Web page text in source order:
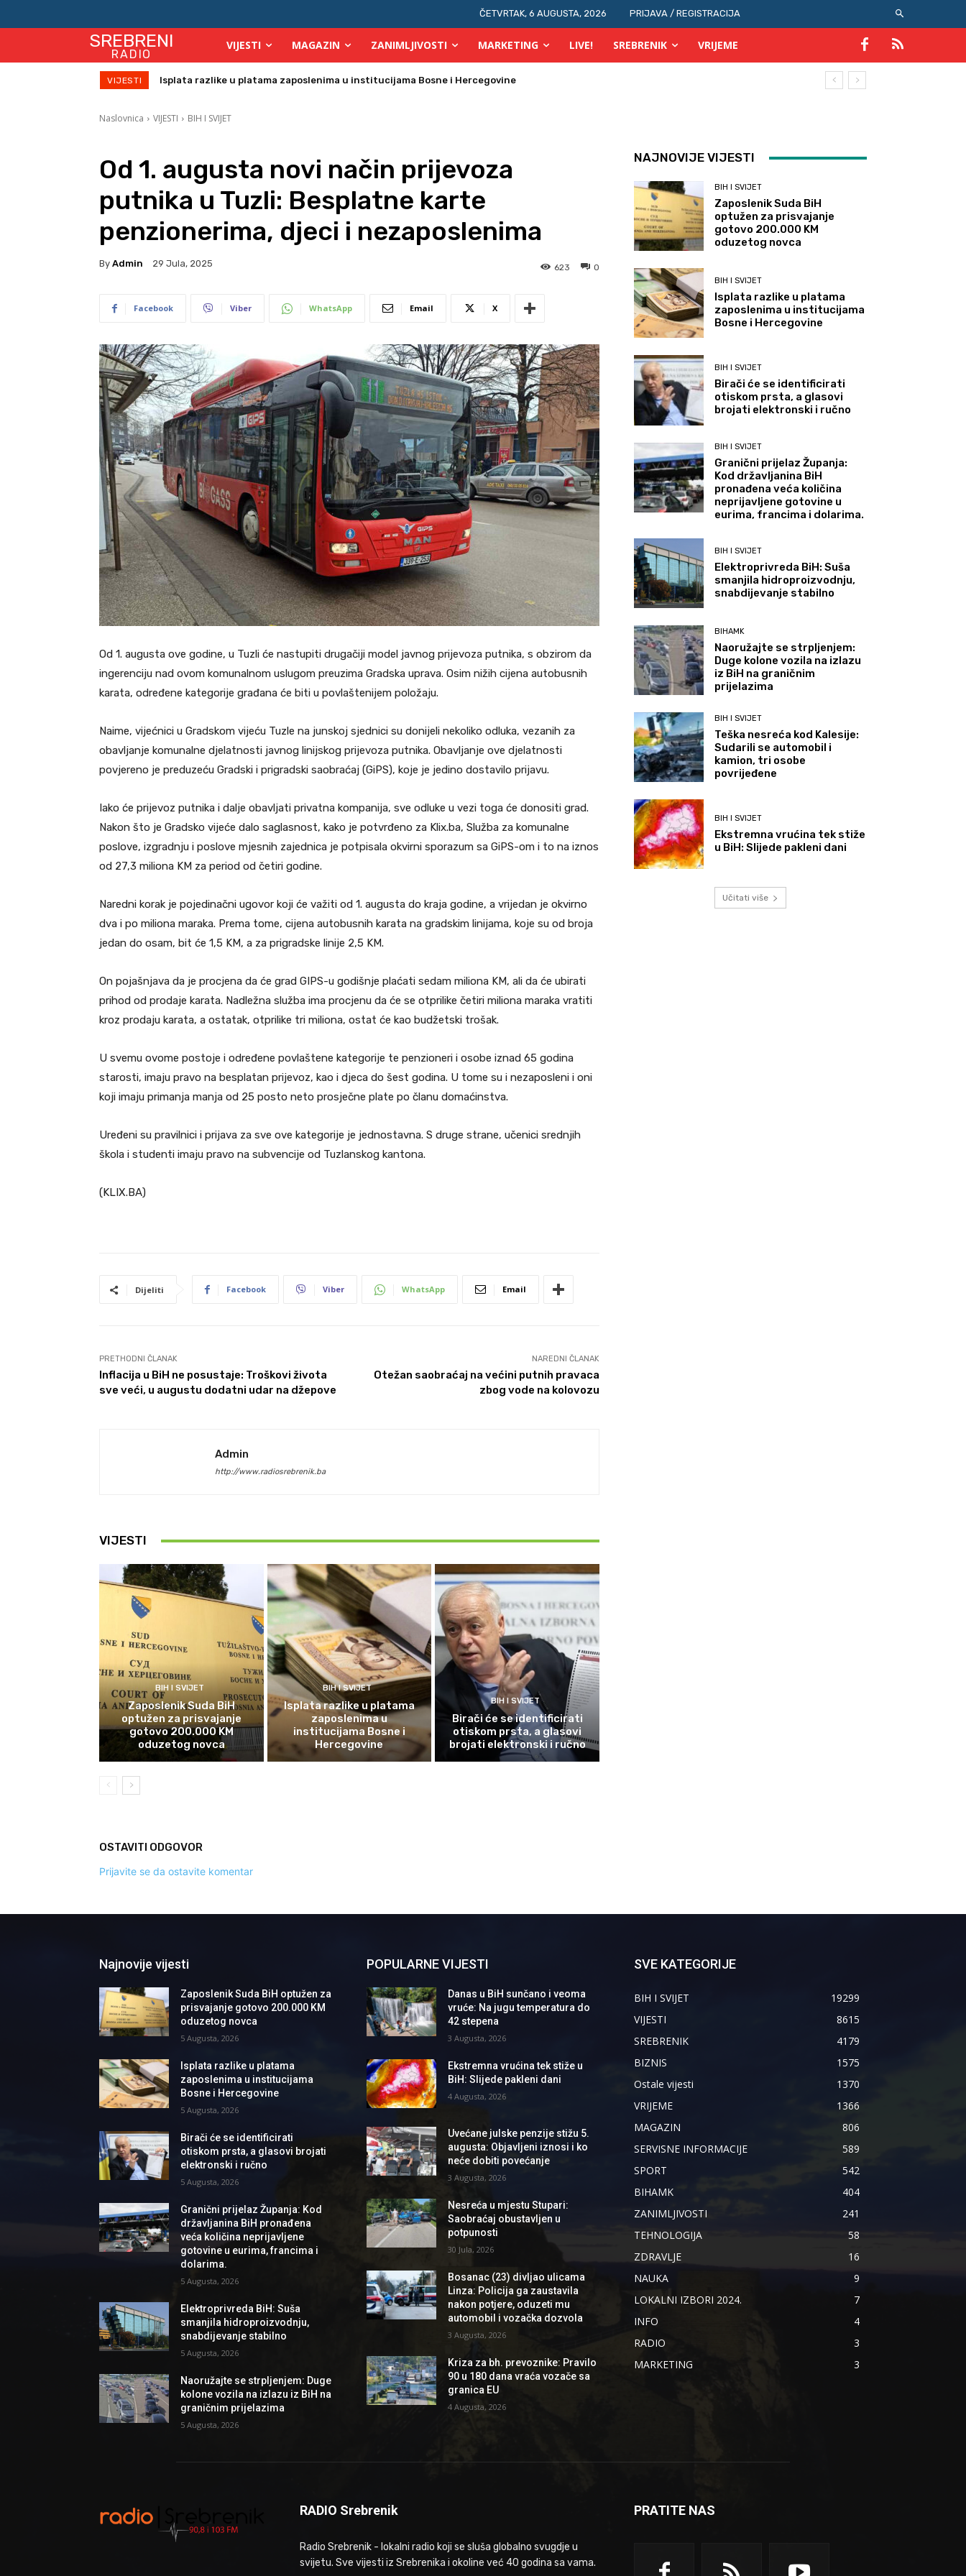
ČETVRTAK, 6 AUGUSTA, 2026 PRIJAVA / REGISTRACIJA
SREBRENI
RADIO
VIJESTI MAGAZIN ZANIMLJIVOSTI MARKETING LIVE! SREBRENIK VRIJEME
VIJESTI Birači će se identificirati otiskom prsta, a glasovi brojati elektronski i ručno
Naslovnica VIJESTI BIH I SVIJET
Od 1. augusta novi način prijevoza
putnika u Tuzli: Besplatne karte
penzionerima, djeci i nezaposlenima
By Admin 29 Jula, 2025 0
623
Facebook Viber WhatsApp Email X
Od 1. augusta ove godine, u Tuzli će nastupiti drugačiji model javnog prijevoza putnika, s obzirom da
ingerenciju nad ovom komunalnom uslugom preuzima Gradska uprava. Osim nižih cijena autobusnih
karata, određene kategorije građana će biti u povlaštenijem položaju.
Naime, vijećnici u Gradskom vijeću Tuzle na junskoj sjednici su donijeli nekoliko odluka, vezanih za
obavljanje komunalne djelatnosti javnog linijskog prijevoza putnika. Obavljanje ove djelatnosti
povjereno je preduzeću Gradski i prigradski saobraćaj (GiPS), koje je jedino dostavilo prijavu.
Iako će prijevoz putnika i dalje obavljati privatna kompanija, sve odluke u vezi toga će donositi grad.
Nakon što je Gradsko vijeće dalo saglasnost, kako je potvrđeno za Klix.ba, Služba za komunalne
poslove, izgradnju i poslove mjesnih zajednica je potpisala okvirni sporazum sa GiPS-om i to na iznos
od 27,3 miliona KM za period od četiri godine.
Naredni korak je pojedinačni ugovor koji će važiti od 1. augusta do kraja godine, a vrijedan je okvirno
dva i po miliona maraka. Prema tome, cijena autobusnih karata na gradskim linijama, koje su od broja
jedan do osam, bit će 1,5 KM, a za prigradske linije 2,5 KM.
On pojašnjava da je procjena da će grad GIPS-u godišnje plaćati sedam miliona KM, ali da će ubirati
prihod od prodaje karata. Nadležna služba ima procjenu da će se otprilike četiri miliona maraka vratiti
kroz prodaju karata, a ostatak, otprilike tri miliona, ostat će kao budžetski trošak.
U svemu ovome postoje i određene povlaštene kategorije te penzioneri i osobe iznad 65 godina
starosti, imaju pravo na besplatan prijevoz, kao i djeca do šest godina. U tome su i nezaposleni i oni
koji imaju primanja manja od 25 posto neto prosječne plate po članu domaćinstva.
Uređeni su pravilnici i prijava za sve ove kategorije je jednostavna. S druge strane, učenici srednjih
škola i studenti imaju pravo na subvencije od Tuzlanskog kantona.
(KLIX.BA)
Dijeliti Facebook Viber WhatsApp Email
PRETHODNI ČLANAK
Inflacija u BiH ne posustaje: Troškovi života
sve veći, u augustu dodatni udar na džepove
NAREDNI ČLANAK
Otežan saobraćaj na većini putnih pravaca
zbog vode na kolovozu
Admin
http://www.radiosrebrenik.ba
VIJESTI
BIH I SVIJET
Zaposlenik Suda BiH
optužen za prisvajanje
gotovo 200.000 KM
oduzetog novca
BIH I SVIJET
Isplata razlike u platama
zaposlenima u
institucijama Bosne i
Hercegovine
BIH I SVIJET
Birači će se identificirati
otiskom prsta, a glasovi
brojati elektronski i ručno
OSTAVITI ODGOVOR
Prijavite se da ostavite komentar
NAJNOVIJE VIJESTI
BIH I SVIJET
Zaposlenik Suda BiH
optužen za prisvajanje
gotovo 200.000 KM
oduzetog novca
BIH I SVIJET
Isplata razlike u platama
zaposlenima u institucijama
Bosne i Hercegovine
BIH I SVIJET
Birači će se identificirati
otiskom prsta, a glasovi
brojati elektronski i ručno
BIH I SVIJET
Granični prijelaz Županja:
Kod državljanina BiH
pronađena veća količina
neprijavljene gotovine u
eurima, francima i dolarima.
BIH I SVIJET
Elektroprivreda BiH: Suša
smanjila hidroproizvodnju,
snabdijevanje stabilno
BIHAMK
Naoružajte se strpljenjem:
Duge kolone vozila na izlazu
iz BiH na graničnim
prijelazima
BIH I SVIJET
Teška nesreća kod Kalesije:
Sudarili se automobil i
kamion, tri osobe
povrijeđene
BIH I SVIJET
Ekstremna vrućina tek stiže
u BiH: Slijede pakleni dani
Učitati više
Najnovije vijesti
Zaposlenik Suda BiH optužen za
prisvajanje gotovo 200.000 KM
oduzetog novca
5 Augusta, 2026
Isplata razlike u platama
zaposlenima u institucijama
Bosne i Hercegovine
5 Augusta, 2026
Birači će se identificirati
otiskom prsta, a glasovi brojati
elektronski i ručno
5 Augusta, 2026
Granični prijelaz Županja: Kod
državljanina BiH pronađena
veća količina neprijavljene
gotovine u eurima, francima i
dolarima.
5 Augusta, 2026
Elektroprivreda BiH: Suša
smanjila hidroproizvodnju,
snabdijevanje stabilno
5 Augusta, 2026
Naoružajte se strpljenjem: Duge
kolone vozila na izlazu iz BiH na
graničnim prijelazima
5 Augusta, 2026
POPULARNE VIJESTI
Danas u BiH sunčano i veoma
vruće: Na jugu temperatura do
42 stepena
3 Augusta, 2026
Ekstremna vrućina tek stiže u
BiH: Slijede pakleni dani
4 Augusta, 2026
Uvećane julske penzije stižu 5.
augusta: Objavljeni iznosi i ko
neće dobiti povećanje
3 Augusta, 2026
Nesreća u mjestu Stupari:
Saobraćaj obustavljen u
potpunosti
30 Jula, 2026
Bosanac (23) divljao ulicama
Linza: Policija ga zaustavila
nakon potjere, oduzeti mu
automobil i vozačka dozvola
3 Augusta, 2026
Kriza za bh. prevoznike: Pravilo
90 u 180 dana vraća vozače sa
granica EU
4 Augusta, 2026
SVE KATEGORIJE
BIH I SVIJET
19299
VIJESTI
8615
SREBRENIK
4179
BIZNIS
1575
Ostale vijesti
1370
VRIJEME
1366
MAGAZIN
806
SERVISNE INFORMACIJE
589
SPORT
542
BIHAMK
404
ZANIMLJIVOSTI
241
TEHNOLOGIJA
58
ZDRAVLJE
16
NAUKA
9
LOKALNI IZBORI 2024.
7
INFO
4
RADIO
3
MARKETING
3
RADIO Srebrenik
Radio Srebrenik - lokalni radio koji se sluša globalno svugdje u
svijetu. Sve vijesti iz Srebrenika i okoline već 40 godina sa vama.
PRATITE NAS